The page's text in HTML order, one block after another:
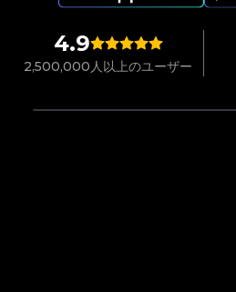
4.9
2,500,000人以上のユーザー